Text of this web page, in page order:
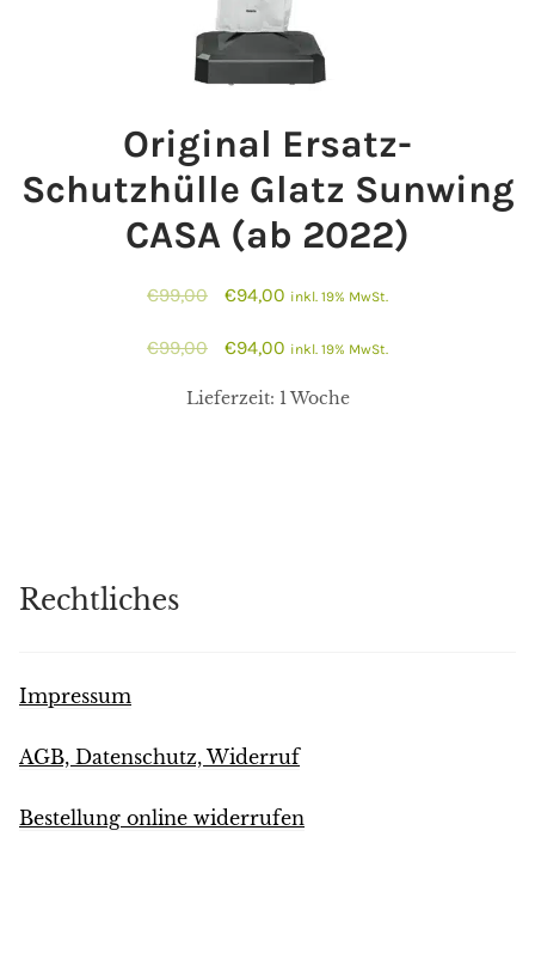
Original Ersatz-
Schutzhülle Glatz Sunwing
CASA (ab 2022)
€99,00
Ursprünglicher
war:
€99,00
€94,00Aktueller
ist:
€94,00.
inkl. 19% MwSt.
€99,00
Ursprünglicher
€94,00Aktueller
inkl. 19% MwSt.
Lieferzeit: 1 Woche
Rechtliches
Impressum
AGB, Datenschutz, Widerruf
Bestellung online widerrufen